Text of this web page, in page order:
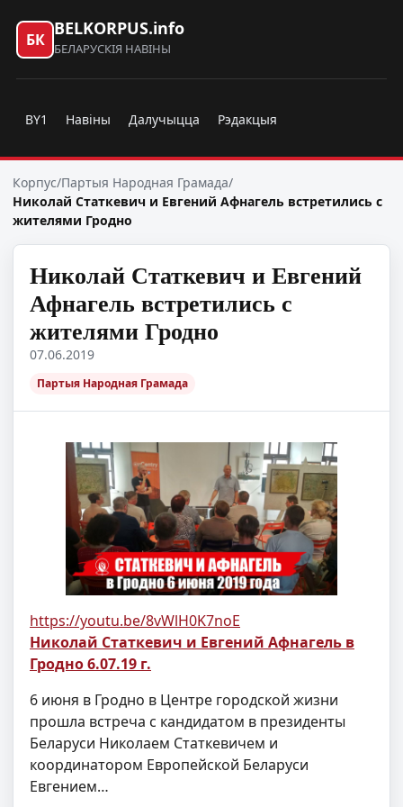
БК
BELKORPUS.info
БЕЛАРУСКІЯ НАВІНЫ
BY1 Навіны Далучыцца Рэдакцыя
Корпус/Партыя Народная Грамада/
Николай Статкевич и Евгений Афнагель встретились с
жителями Гродно
Николай Статкевич и Евгений
Афнагель встретились с
жителями Гродно
07.06.2019
Партыя Народная Грамада
https://youtu.be/8vWlH0K7noE
Николай Статкевич и Евгений Афнагель в
Гродно 6.07.19 г.
6 июня в Гродно в Центре городской жизни
прошла встреча с кандидатом в президенты
Беларуси Николаем Статкевичем и
координатором Европейской Беларуси
Евгением…